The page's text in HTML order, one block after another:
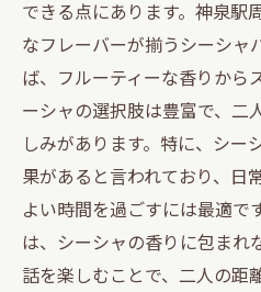
できる点にあります。神泉駅
なフレーバーが揃うシーシャ
ば、フルーティーな香りから
ーシャの選択肢は豊富で、二
しみがあります。特に、シー
果があると言われており、日
よい時間を過ごすには最適で
は、シーシャの香りに包まれ
話を楽しむことで、二人の距